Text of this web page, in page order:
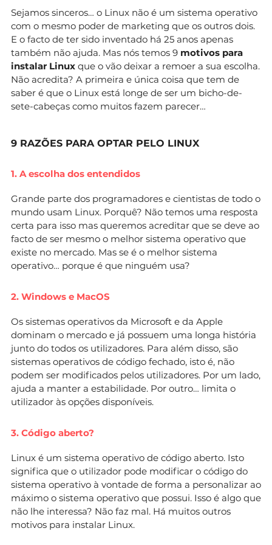
Sejamos sinceros… o Linux não é um sistema operativo
com o mesmo poder de marketing que os outros dois.
E o facto de ter sido inventado há 25 anos apenas
também não ajuda. Mas nós temos 9 motivos para
instalar Linux que o vão deixar a remoer a sua escolha.
Não acredita? A primeira e única coisa que tem de
saber é que o Linux está longe de ser um bicho-de-
sete-cabeças como muitos fazem parecer…
9 RAZÕES PARA OPTAR PELO LINUX
1. A escolha dos entendidos
Grande parte dos programadores e cientistas de todo o
mundo usam Linux. Porquê? Não temos uma resposta
certa para isso mas queremos acreditar que se deve ao
facto de ser mesmo o melhor sistema operativo que
existe no mercado. Mas se é o melhor sistema
operativo… porque é que ninguém usa?
2. Windows e MacOS
Os sistemas operativos da Microsoft e da Apple
dominam o mercado e já possuem uma longa história
junto do todos os utilizadores. Para além disso, são
sistemas operativos de código fechado, isto é, não
podem ser modificados pelos utilizadores. Por um lado,
ajuda a manter a estabilidade. Por outro… limita o
utilizador às opções disponíveis.
3. Código aberto?
Linux é um sistema operativo de código aberto. Isto
significa que o utilizador pode modificar o código do
sistema operativo à vontade de forma a personalizar ao
máximo o sistema operativo que possui. Isso é algo que
não lhe interessa? Não faz mal. Há muitos outros
motivos para instalar Linux.